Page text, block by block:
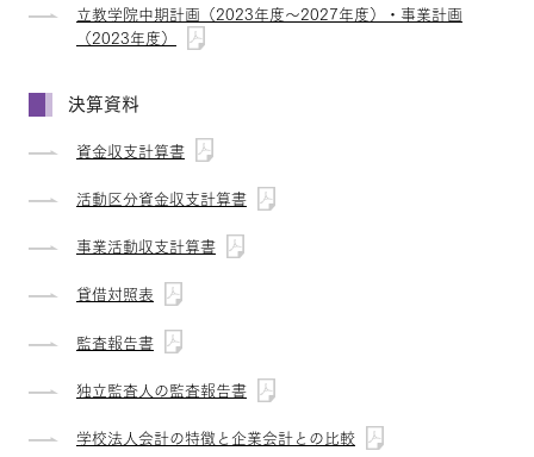
立教学院中期計画（2023年度～2027年度）・事業計画
（2023年度）
決算資料
資金収支計算書
活動区分資金収支計算書
事業活動収支計算書
貸借対照表
監査報告書
独立監査人の監査報告書
学校法人会計の特徴と企業会計との比較